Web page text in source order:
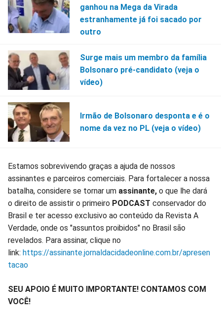
ganhou na Mega da Virada
estranhamente já foi sacado por
outro
Surge mais um membro da família
Bolsonaro pré-candidato (veja o
vídeo)
Irmão de Bolsonaro desponta e é o
nome da vez no PL (veja o vídeo)
Estamos sobrevivendo graças a ajuda de nossos
assinantes e parceiros comerciais. Para fortalecer a nossa
batalha, considere se tornar um assinante, o que lhe dará
o direito de assistir o primeiro PODCAST conservador do
Brasil e ter acesso exclusivo ao conteúdo da Revista A
Verdade, onde os "assuntos proibidos" no Brasil são
revelados. Para assinar, clique no
link: https://assinante.jornaldacidadeonline.com.br/apresen
tacao
SEU APOIO É MUITO IMPORTANTE! CONTAMOS COM
VOCÊ!